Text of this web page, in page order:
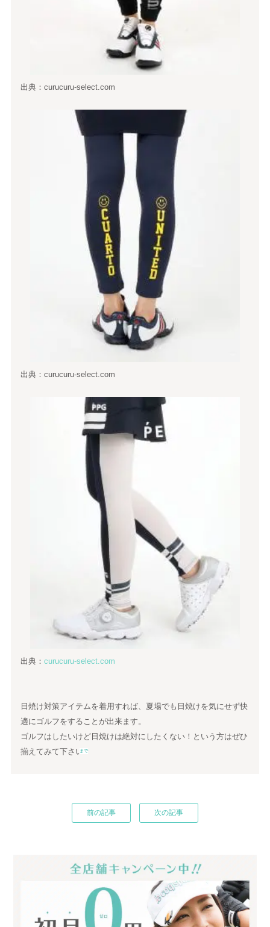
出典：curucuru-select.com
出典：curucuru-select.com
出典：curucuru-select.com
日焼け対策アイテムを着用すれば、夏場でも日焼けを気にせず快
適にゴルフをすることが出来ます。
ゴルフはしたいけど日焼けは絶対にしたくない！という方はぜひ
揃えてみて下さい♪
前の記事 次の記事
まで